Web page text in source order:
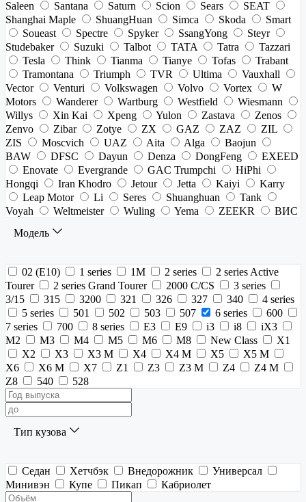
Saleen
Santana Saturn Scion Sears
SEAT
Shanghai Maple
ShuangHuan Simca Skoda
Smart
Soueast
Spectre Spyker SsangYong
Steyr
Studebaker
Suzuki Talbot TATA Tatra
Tazzari
Tesla
Think Tianma Tianye Tofas
Trabant
Tramontana
Triumph TVR Ultima
Vauxhall
Vector
Venturi Volkswagen Volvo Vortex
W
Motors
Wanderer Wartburg Westfield
Wiesmann
Willys
Xin Kai Xpeng Yulon Zastava
Zenos
Zenvo
Zibar Zotye ZX GAZ ZAZ
ZIL
ZIS
Moscvich UAZ Aita Alga
Baojun
BAW
DFSC Dayun Denza DongFeng
EXEED
Enovate
Evergrande GAC Trumpchi
HiPhi
Hongqi
Iran Khodro Jetour Jetta Kaiyi
Karry
Leap Motor
Li Seres Shuanghuan
Tank
Voyah
Weltmeister Wuling Yema ZEEKR
ВИС
Модель
02 (E10) 1 series 1M 2 series
2 series Active
Tourer
2 series Grand Tourer 2000 C/CS
3 series
3/15
315 3200 321 326 327 340
4 series
5 series
501 502 503 507 6 series
600
7 series
700 8 series E3 E9 i3 i8
iX3
M2
M3 M4 M5 M6 M8 New Class
X1
X2
X3 X3 M X4 X4 M X5
X5 M
X6
X6 M X7 Z1 Z3 Z3 M Z4
Z4 M
Z8
540 528
Тип кузова
Седан Хетчбэк Внедорожник
Универсал
Минивэн
Купе Пикап Кабриолет